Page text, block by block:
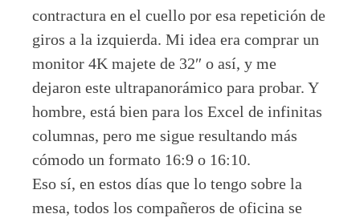
contractura en el cuello por esa repetición de
giros a la izquierda. Mi idea era comprar un
monitor 4K majete de 32″ o así, y me
dejaron este ultrapanorámico para probar. Y
hombre, está bien para los Excel de infinitas
columnas, pero me sigue resultando más
cómodo un formato 16:9 o 16:10.
Eso sí, en estos días que lo tengo sobre la
mesa, todos los compañeros de oficina se